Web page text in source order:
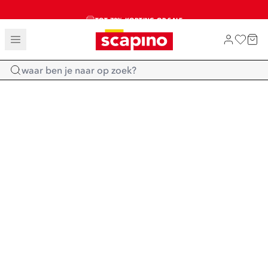
TOT 70% KORTING OP SALE
SALE: LAATSTE KANS!
SHOP NIEUW
Home